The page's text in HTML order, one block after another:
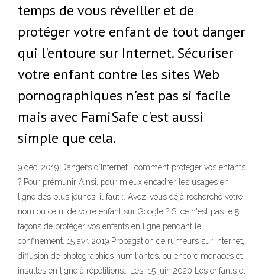
temps de vous réveiller et de
protéger votre enfant de tout danger
qui l'entoure sur Internet. Sécuriser
votre enfant contre les sites Web
pornographiques n'est pas si facile
mais avec FamiSafe c'est aussi
simple que cela.
9 déc. 2019 Dangers d'Internet : comment protéger vos enfants
? Pour prémunir Ainsi, pour mieux encadrer les usages en
ligne des plus jeunes, il faut :. Avez-vous déjà recherché votre
nom ou celui de votre enfant sur Google ? Si ce n'est pas le 5
façons de protéger vos enfants en ligne pendant le
confinement. 15 avr. 2019 Propagation de rumeurs sur internet,
diffusion de photographies humiliantes, ou encore menaces et
insultes en ligne à répétitions… Les 15 juin 2020 Les enfants et